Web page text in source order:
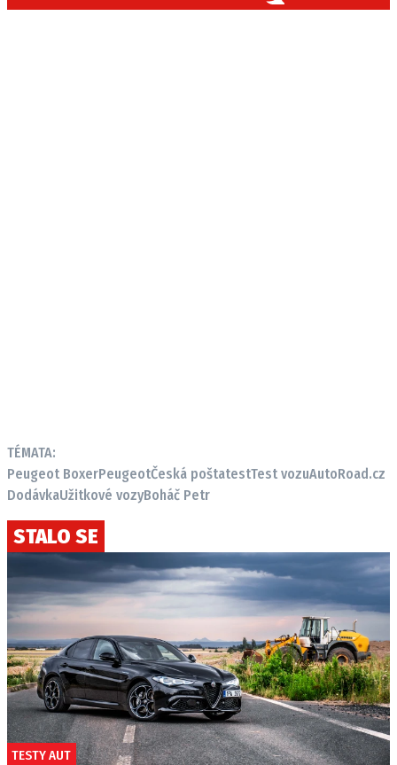
TÉMATA:
Peugeot BoxerPeugeotČeská poštatestTest vozuAutoRoad.cz
DodávkaUžitkové vozyBoháč Petr
STALO SE
TESTY AUT